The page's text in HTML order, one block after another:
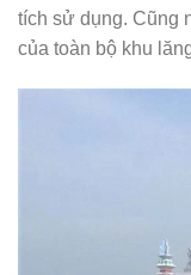
tích sử dụng. Cũng
của toàn bộ khu